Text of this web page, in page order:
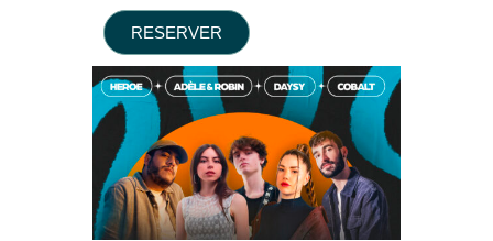
RESERVER